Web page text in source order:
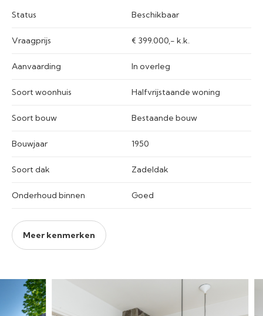
Status Beschikbaar
Vraagprijs € 399.000,- k.k.
Aanvaarding In overleg
Soort woonhuis Halfvrijstaande woning
Soort bouw Bestaande bouw
Bouwjaar 1950
Soort dak Zadeldak
Onderhoud binnen Goed
Meer kenmerken